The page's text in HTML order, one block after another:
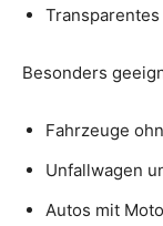
Besonders
Fahrzeuge
Unfallwagen
Autos mit